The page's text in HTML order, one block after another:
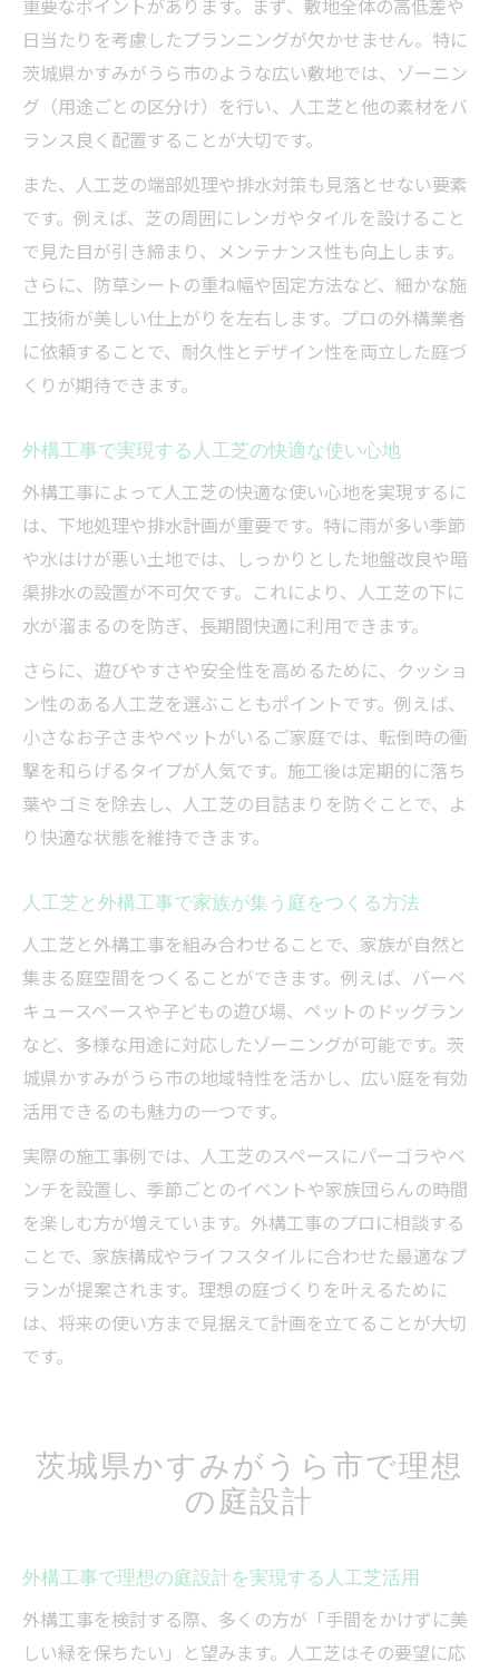
重要なポイントがあります。まず、敷地全体の高低差や
日当たりを考慮したプランニングが欠かせません。特に
茨城県かすみがうら市のような広い敷地では、ゾーニン
グ（用途ごとの区分け）を行い、人工芝と他の素材をバ
ランス良く配置することが大切です。
また、人工芝の端部処理や排水対策も見落とせない要素
です。例えば、芝の周囲にレンガやタイルを設けること
で見た目が引き締まり、メンテナンス性も向上します。
さらに、防草シートの重ね幅や固定方法など、細かな施
工技術が美しい仕上がりを左右します。プロの外構業者
に依頼することで、耐久性とデザイン性を両立した庭づ
くりが期待できます。
外構工事で実現する人工芝の快適な使い心地
外構工事によって人工芝の快適な使い心地を実現するに
は、下地処理や排水計画が重要です。特に雨が多い季節
や水はけが悪い土地では、しっかりとした地盤改良や暗
渠排水の設置が不可欠です。これにより、人工芝の下に
水が溜まるのを防ぎ、長期間快適に利用できます。
さらに、遊びやすさや安全性を高めるために、クッショ
ン性のある人工芝を選ぶこともポイントです。例えば、
小さなお子さまやペットがいるご家庭では、転倒時の衝
撃を和らげるタイプが人気です。施工後は定期的に落ち
葉やゴミを除去し、人工芝の目詰まりを防ぐことで、よ
り快適な状態を維持できます。
人工芝と外構工事で家族が集う庭をつくる方法
人工芝と外構工事を組み合わせることで、家族が自然と
集まる庭空間をつくることができます。例えば、バーベ
キュースペースや子どもの遊び場、ペットのドッグラン
など、多様な用途に対応したゾーニングが可能です。茨
城県かすみがうら市の地域特性を活かし、広い庭を有効
活用できるのも魅力の一つです。
実際の施工事例では、人工芝のスペースにパーゴラやベ
ンチを設置し、季節ごとのイベントや家族団らんの時間
を楽しむ方が増えています。外構工事のプロに相談する
ことで、家族構成やライフスタイルに合わせた最適なプ
ランが提案されます。理想の庭づくりを叶えるために
は、将来の使い方まで見据えて計画を立てることが大切
です。
茨城県かすみがうら市で理想
の庭設計
外構工事で理想の庭設計を実現する人工芝活用
外構工事を検討する際、多くの方が「手間をかけずに美
しい緑を保ちたい」と望みます。人工芝はその要望に応